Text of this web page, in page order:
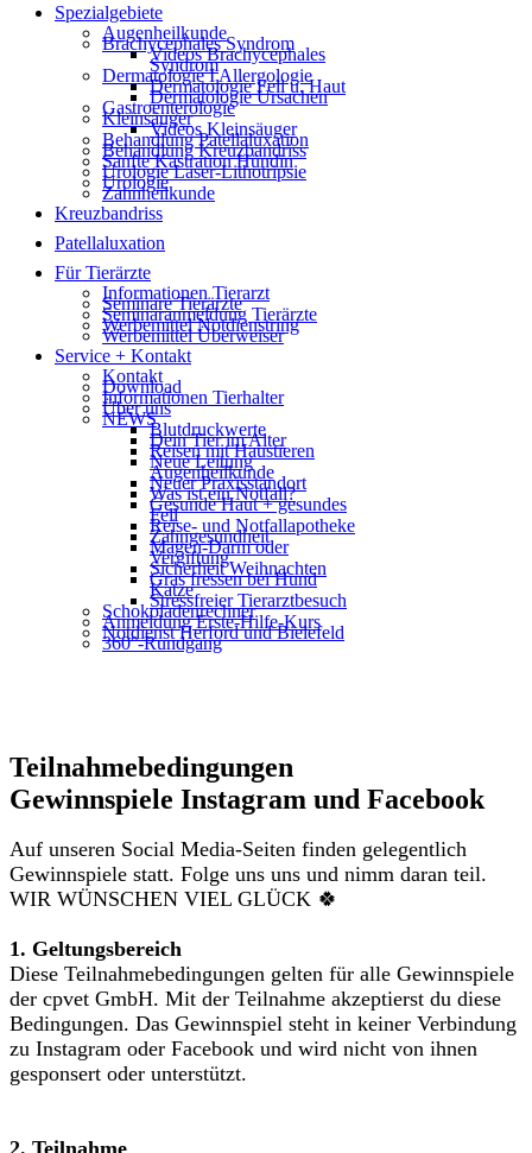
Spezialgebiete
Augenheilkunde
Brachycephales Syndrom
Videos Brachycephales
Syndrom
Dermatologie I Allergologie
Dermatologie Fell u. Haut
Dermatologie Ursachen
Gastroenterologie
Kleinsäuger
Videos Kleinsäuger
Behandlung Patellaluxation
Behandlung Kreuzbandriss
Sanfte Kastration Hündin
Urologie Laser-Lithotripsie
Urologie
Zahnheilkunde
Kreuzbandriss
Patellaluxation
Für Tierärzte
Informationen Tierarzt
Seminare Tierärzte
Seminaranmeldung Tierärzte
Werbemittel Notdienstring
Werbemittel Überweiser
Service + Kontakt
Kontakt
Download
Informationen Tierhalter
Über uns
NEWS
Blutdruckwerte
Dein Tier im Alter
Reisen mit Haustieren
Neue Leitung
Augenheilkunde
Neuer Praxisstandort
Was ist ein Notfall?
Gesunde Haut + gesundes
Fell
Reise- und Notfallapotheke
Zahngesundheit
Magen-Darm oder
Vergiftung
Sicherheit Weihnachten
Gras fressen bei Hund
Katze
Stressfreier Tierarztbesuch
Schokoladenrechner
Anmeldung Erste-Hilfe-Kurs
Notdienst Herford und Bielefeld
360°-Rundgang
Teilnahmebedingungen
Gewinnspiele Instagram und Facebook
Auf unseren Social Media-Seiten finden gelegentlich
Gewinnspiele statt. Folge uns uns und nimm daran teil.
WIR WÜNSCHEN VIEL GLÜCK 🍀
1. Geltungsbereich
Diese Teilnahmebedingungen gelten für alle Gewinnspiele
der cpvet GmbH. Mit der Teilnahme akzeptierst du diese
Bedingungen. Das Gewinnspiel steht in keiner Verbindung
zu Instagram oder Facebook und wird nicht von ihnen
gesponsert oder unterstützt.
2. Teilnahme